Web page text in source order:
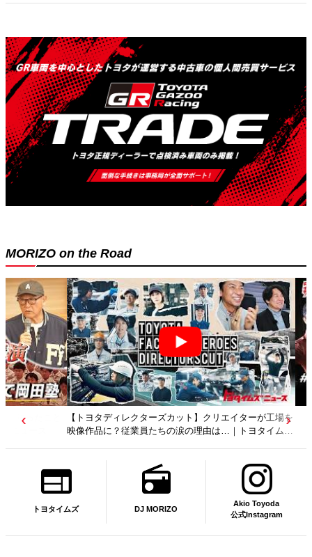
MORIZO on the Road
【トヨタディレクターズカット】クリエイターが工場を
映像作品に？従業員たちの涙の理由は…｜トヨタイムズ
トヨタイムズ DJ MORIZO
Akio Toyoda
公式Instagram